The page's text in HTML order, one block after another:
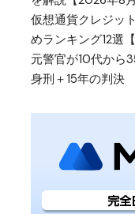
仮想通貨クレジッ
めランキング12選
元警官が10代から
身刑＋15年の判決